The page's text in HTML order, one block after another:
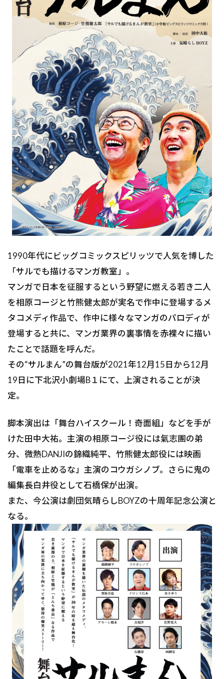
1990年代にビッグコミックスピリッツで人気を博した
「サルでも描けるマンガ教室」。
マンガで日本を征服するという野望に燃える若き二人
を相原コージと竹熊健太郎が実名で作中に登場するメ
タコメディ作品で、作中に様々なマンガのパロディが
登場すると共に、マンガ業界の裏事情を赤裸々に描い
たことで話題を呼んだ。
その“サルまん”の舞台版が2021年12月15日から12月
19日に下北沢小劇場B１にて、上演されることが決
定。
脚本演出は「舞台ハイスクール！奇面組」などを手が
けた田中大祐。主演の相原コージ役には氣志團の弟
分、微熱DANJIの錦織純平、竹熊健太郎役には映画
「電車を止めるな」主演のコウガシノブ。さらに鬼の
編集長白井役として石橋保が出演。
また、今公演は劇団気晴らしBOYZの十周年記念公演と
なる。